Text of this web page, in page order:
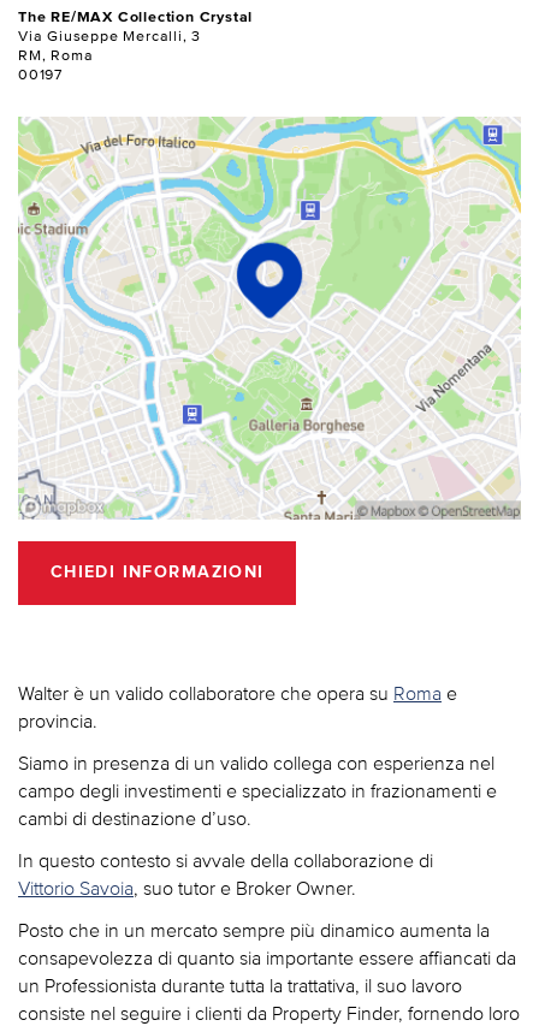
The RE/MAX Collection Crystal
Via Giuseppe Mercalli, 3
RM, Roma
00197
CHIEDI INFORMAZIONI
Walter è un valido collaboratore che opera su Roma e
provincia.
Siamo in presenza di un valido collega con esperienza nel
campo degli investimenti e specializzato in frazionamenti e
cambi di destinazione d’uso.
In questo contesto si avvale della collaborazione di
Vittorio Savoia, suo tutor e Broker Owner.
Posto che in un mercato sempre più dinamico aumenta la
consapevolezza di quanto sia importante essere affiancati da
un Professionista durante tutta la trattativa, il suo lavoro
consiste nel seguire i clienti da Property Finder, fornendo loro